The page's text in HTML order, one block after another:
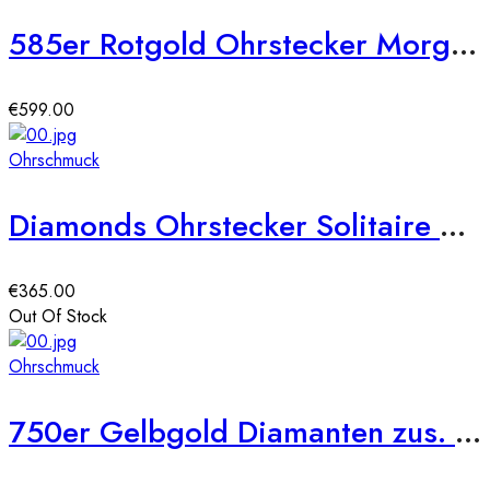
585er Rotgold Ohrstecker Morganit Krappenfassung – 0,59ct./36 x Diamanten zus. 0,13ct.
€599.00
Ohrschmuck
Diamonds Ohrstecker Solitaire 585er Gold Ohrringe Brillanten Ohrschmuck
€365.00
Out Of Stock
Ohrschmuck
750er Gelbgold Diamanten zus. 0,28ct. Ohrstecker